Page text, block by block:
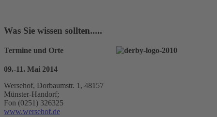
Was Sie wissen sollten.....
Termine und Orte
09.-11. Mai 2014
Wersehof, Dorbaumstr. 1, 48157
Münster-Handorf;
Fon (0251) 326325
www.wersehof.de